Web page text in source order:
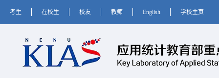
考生 在校生 校友 教师 English 学校主页